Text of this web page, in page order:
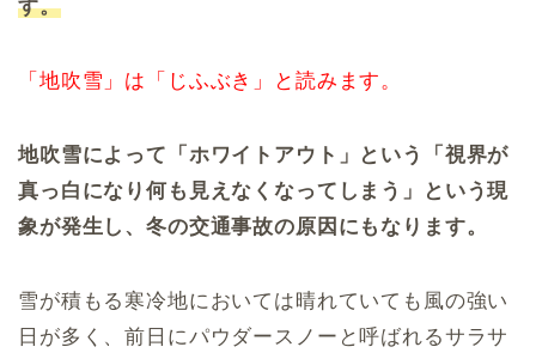
す。
「地吹雪」は「じふぶき」と読みます。
地吹雪によって「ホワイトアウト」という「視界が
真っ白になり何も見えなくなってしまう」という現
象が発生し、冬の交通事故の原因にもなります。
雪が積もる寒冷地においては晴れていても風の強い
日が多く、前日にパウダースノーと呼ばれるサラサ